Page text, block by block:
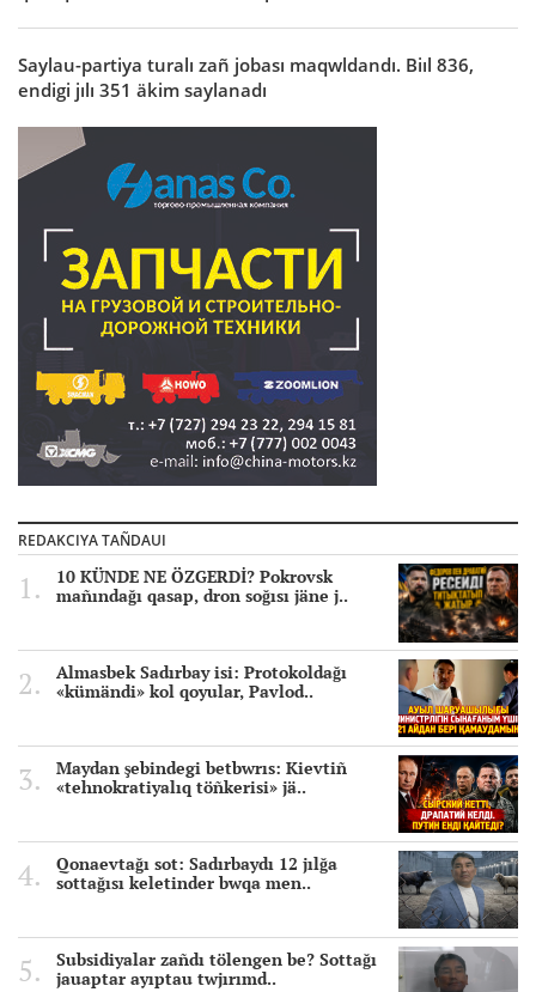
Saylau-partiya turalı zañ jobası maqwldandı. Biıl 836,
endigi jılı 351 äkim saylanadı
REDAKCIYA TAÑDAUI
10 KÜNDE NE ÖZGERDİ? Pokrovsk
mañındağı qasap, dron soğısı jäne j..
Almasbek Sadırbay isi: Protokoldağı
«kümändi» kol qoyular, Pavlod..
Maydan şebindegi betbwrıs: Kievtiñ
«tehnokratiyalıq töñkerisi» jä..
Qonaevtağı sot: Sadırbaydı 12 jılğa
sottağısı keletinder bwqa men..
Subsidiyalar zañdı tölengen be? Sottağı
jauaptar ayıptau twjırımd..